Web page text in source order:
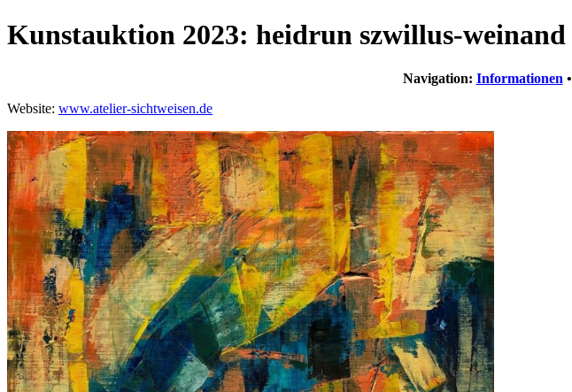
Kunstauktion 2023: heidrun szwillus-weinand
Navigation: Informationen •
Website: www.atelier-sichtweisen.de